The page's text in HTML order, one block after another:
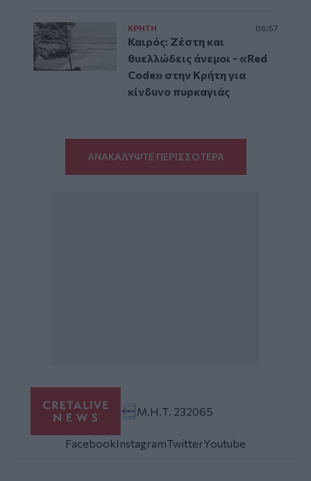
ΚΡΗΤΗ 06:57
Καιρός: Ζέστη και
θυελλώδεις άνεμοι - «Red
Code» στην Κρήτη για
κίνδυνο πυρκαγιάς
ΑΝΑΚΑΛΥΨΤΕ ΠΕΡΙΣΣΟΤΕΡΑ
Μ.Η.Τ. 232065
FacebookInstagramTwitterYoutube